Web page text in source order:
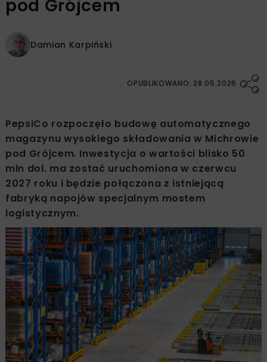
pod Grójcem
Damian Karpiński
OPUBLIKOWANO: 28.05.2026
PepsiCo rozpoczęło budowę automatycznego
magazynu wysokiego składowania w Michrowie
pod Grójcem. Inwestycja o wartości blisko 50
mln dol. ma zostać uruchomiona w czerwcu
2027 roku i będzie połączona z istniejącą
fabryką napojów specjalnym mostem
logistycznym.